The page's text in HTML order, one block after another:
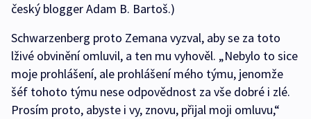
český blogger Adam B. Bartoš.)
Schwarzenberg proto Zemana vyzval, aby se za toto
lživé obvinění omluvil, a ten mu vyhověl. „Nebylo to sice
moje prohlášení, ale prohlášení mého týmu, jenomže
šéf tohoto týmu nese odpovědnost za vše dobré i zlé.
Prosím proto, abyste i vy, znovu, přijal moji omluvu,“